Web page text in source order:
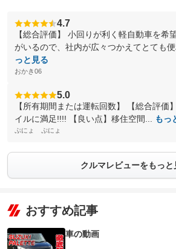
4.7
【総合評価】 小回りが利く軽自動車を希
がいるので、社内が広々つかえてとても
っと見る
おかき06
5.0
【所有期間または運転回数】 【総合評価
イルに満足!!!! 【良い点】移住空間...
もっ
ぷにょ ぷにょ
クルマレビューをもっと
おすすめ記事
車の動画